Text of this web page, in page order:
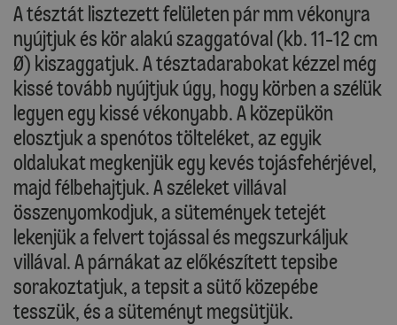
A tésztát lisztezett felületen pár mm vékonyra
nyújtjuk és kör alakú szaggatóval (kb. 11-12 cm
Ø) kiszaggatjuk. A tésztadarabokat kézzel még
kissé tovább nyújtjuk úgy, hogy körben a szélük
legyen egy kissé vékonyabb. A közepükön
elosztjuk a spenótos tölteléket, az egyik
oldalukat megkenjük egy kevés tojásfehérjével,
majd félbehajtjuk. A széleket villával
összenyomkodjuk, a sütemények tetejét
lekenjük a felvert tojással és megszurkáljuk
villával. A párnákat az előkészített tepsibe
sorakoztatjuk, a tepsit a sütő közepébe
tesszük, és a süteményt megsütjük.